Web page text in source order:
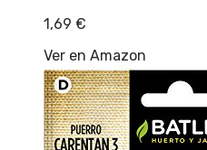
1,69 €
Ver en Amazon